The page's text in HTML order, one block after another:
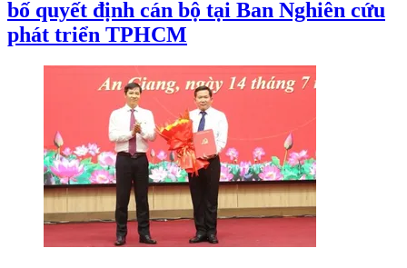
bố quyết định cán bộ tại Ban Nghiên cứu
phát triển TPHCM